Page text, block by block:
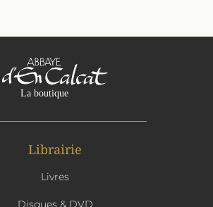
Librairie
Livres
Disques & DVD